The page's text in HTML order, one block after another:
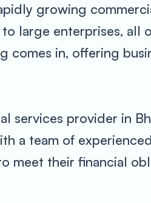
growing
large enterprises,
comes in, offering
services provider in
a team of
meet their financial